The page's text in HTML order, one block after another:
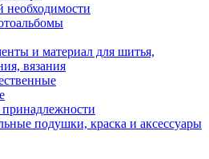
необходимости
и материал для шитья,
вязания
подушки, краска и аксессуары